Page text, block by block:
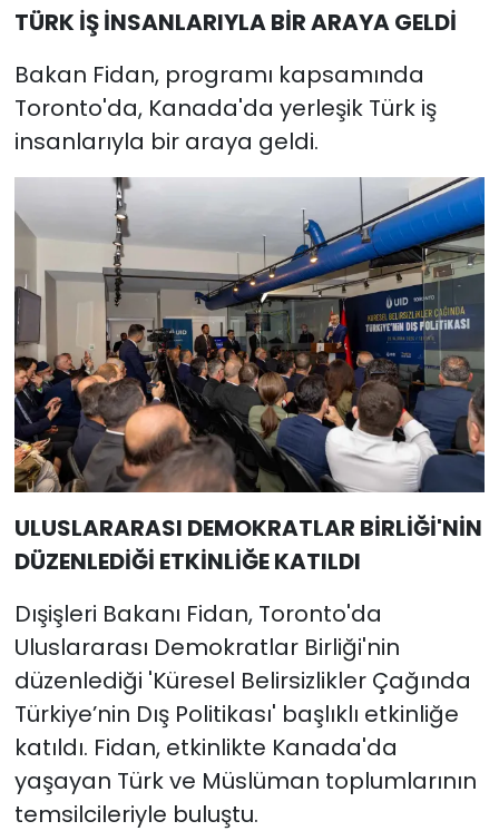
TÜRK İŞ İNSANLARIYLA BİR ARAYA GELDİ
Bakan Fidan, programı kapsamında
Toronto'da, Kanada'da yerleşik Türk iş
insanlarıyla bir araya geldi.
ULUSLARARASI DEMOKRATLAR BİRLİĞİ'NİN
DÜZENLEDİĞİ ETKİNLİĞE KATILDI
Dışişleri Bakanı Fidan, Toronto'da
Uluslararası Demokratlar Birliği'nin
düzenlediği 'Küresel Belirsizlikler Çağında
Türkiye’nin Dış Politikası' başlıklı etkinliğe
katıldı. Fidan, etkinlikte Kanada'da
yaşayan Türk ve Müslüman toplumlarının
temsilcileriyle buluştu.